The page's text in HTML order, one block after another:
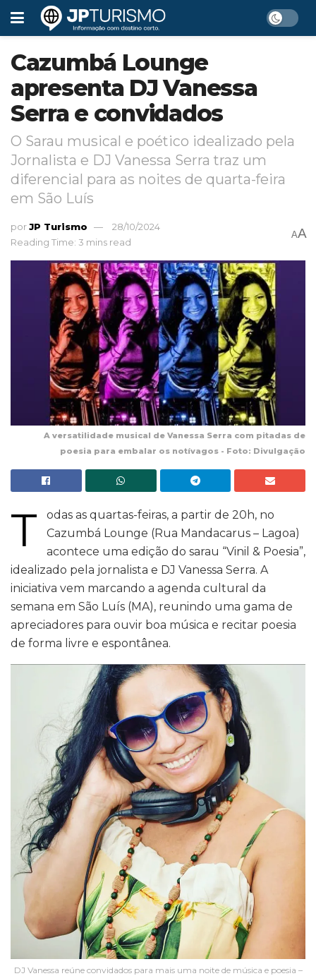
Cazumbá Lounge
apresenta DJ Vanessa
Serra e convidados
O Sarau musical e poético idealizado pela
Jornalista e DJ Vanessa Serra traz um
diferencial para as noites de quarta-feira
em São Luís
porJP Turismo
28/10/2024
Reading Time: 3 mins read
AA
A versatilidade musical de Vanessa Serra com pitadas de
poesia para embalar os notívagos - Foto: Divulgação
T
odas as quartas-feiras, a partir de 20h, no
Cazumbá Lounge (Rua Mandacarus – Lagoa)
acontece uma edição do sarau “Vinil & Poesia”,
idealizado pela jornalista e DJ Vanessa Serra. A
iniciativa vem marcando a agenda cultural da
semana em São Luís (MA), reunindo uma gama de
apreciadores para ouvir boa música e recitar poesia
de forma livre e espontânea.
DJ Vanessa reúne convidados para mais uma noite de música e poesia –